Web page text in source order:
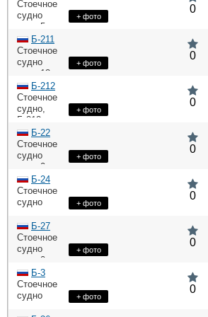
33,6,HP:
0
Стоечное
судно
: 5,
HP: 0,
ME: 2Ч
10,5/13
+ фото
0
Б-211
Стоечное
судно
: 13,
HP: 0
+ фото
0
Б-212
Стоечное
судно,
Б-212
DWT: 14,
HP: 59,
ME: 6Ч
+ фото
0
Б-22
Стоечное
судно
: 0,
HP: 0
+ фото
0
Б-24
Стоечное
судно
40,91,
HP: 0
+ фото
0
Б-27
Стоечное
судно
: 0,
HP: 0
+ фото
0
Б-3
Стоечное
судно
+ фото
0